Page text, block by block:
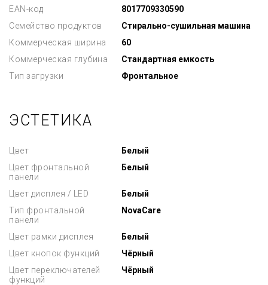
EAN-код
8017709330590
Семейство продуктов
Стирально-сушильная машина
Коммерческая ширина
60
Коммерческая глубина
Стандартная емкость
Тип загрузки
Фронтальное
ЭСТЕТИКА
Цвет
Белый
Цвет фронтальной
панели
Белый
Цвет дисплея / LED
Белый
Тип фронтальной
панели
NovaCare
Цвет рамки дисплея
Белый
Цвет кнопок функций
Чёрный
Цвет переключателей
функций
Чёрный